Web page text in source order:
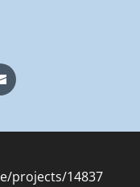
projects/14837